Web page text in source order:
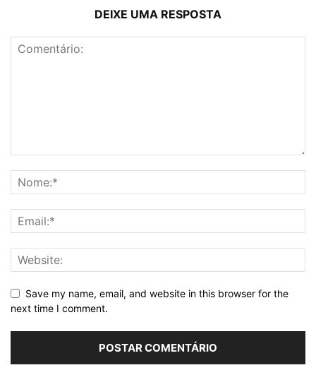
DEIXE UMA RESPOSTA
Save my name, email, and website in this browser for the
next time I comment.